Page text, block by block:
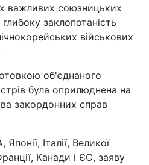
важливих союзницьких
заклопотаність
військових
об'єднаного
була оприлюднена на
закордонних справ
Італії, Великої
Канади і ЄС, заяву